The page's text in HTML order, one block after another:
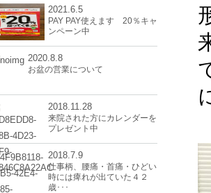
2021.6.5
PAY PAY使えます 20％キャ
ンペーン中
2020.8.8
お盆の営業について
2018.11.28
来院された方にカレンダーを
プレゼント中
2018.7.9
仕事柄、腰痛・首痛・ひどい
時には痺れが出ていた４２
歳･･･